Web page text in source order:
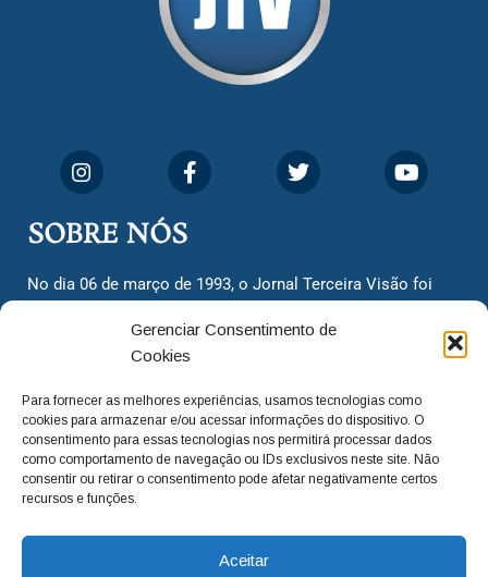
Gerenciar Consentimento de
Cookies
Para fornecer as melhores experiências, usamos tecnologias como
cookies para armazenar e/ou acessar informações do dispositivo. O
consentimento para essas tecnologias nos permitirá processar dados
como comportamento de navegação ou IDs exclusivos neste site. Não
consentir ou retirar o consentimento pode afetar negativamente certos
recursos e funções.
Aceitar
SOBRE NÓS
No dia 06 de março de 1993, o Jornal Terceira Visão foi
cidadãos valinhenses, já que naquela época só existiam
dois jornais. Há mais de 30 anos, o jornal continua
com o foco de trazer as melhores notícias. Nunca
deixamos de lado as necessidades do cidadão, sempre
questionando os órgãos públicos em busca de melhorias
para a cidade e sempre cobrando resoluções para casos